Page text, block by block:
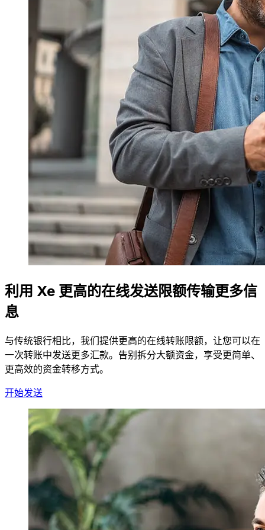
利用 Xe 更高的在线发送限额传输更多信
息
与传统银行相比，我们提供更高的在线转账限额，让您可以在
一次转账中发送更多汇款。告别拆分大额资金，享受更简单、
更高效的资金转移方式。
开始发送